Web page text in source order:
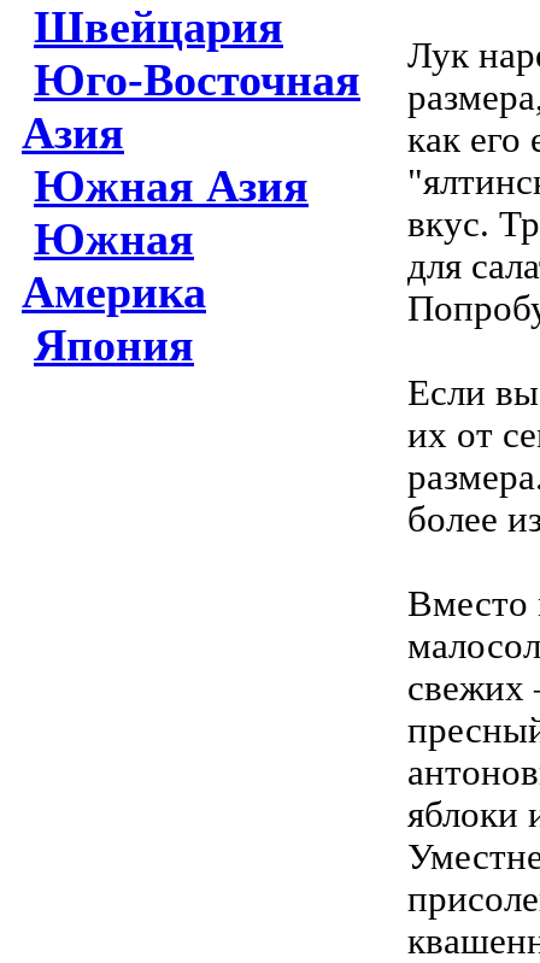
Швейцария
Юго-Восточная
Азия
Южная Азия
Южная
Америка
Япония
Лук
как
вкус.
для
Если
их от
более
Вместо
свежих
яблоки